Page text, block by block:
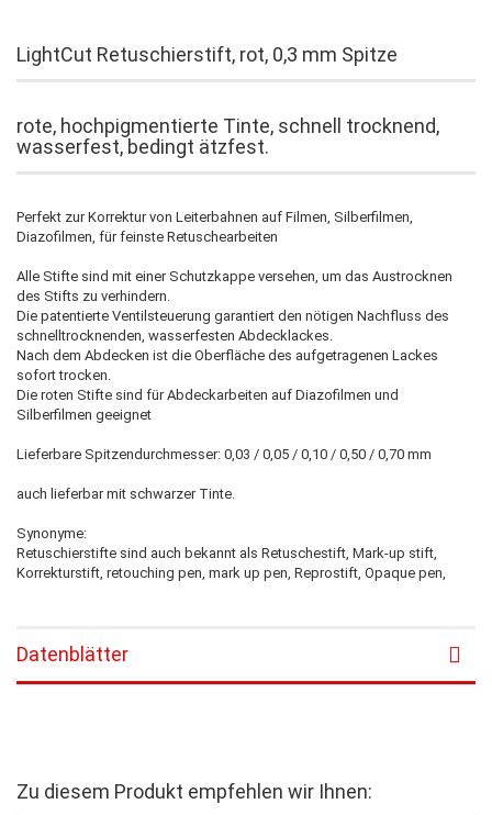
LightCut Retuschierstift, rot, 0,3 mm Spitze
rote, hochpigmentierte Tinte, schnell trocknend,
wasserfest, bedingt ätzfest.
Perfekt zur Korrektur von Leiterbahnen auf Filmen, Silberfilmen,
Diazofilmen, für feinste Retuschearbeiten
Alle Stifte sind mit einer Schutzkappe versehen, um das Austrocknen
des Stifts zu verhindern.
Die patentierte Ventilsteuerung garantiert den nötigen Nachfluss des
schnelltrocknenden, wasserfesten Abdecklackes.
Nach dem Abdecken ist die Oberfläche des aufgetragenen Lackes
sofort trocken.
Die roten Stifte sind für Abdeckarbeiten auf Diazofilmen und
Silberfilmen geeignet
Lieferbare Spitzendurchmesser: 0,03 / 0,05 / 0,10 / 0,50 / 0,70 mm
auch lieferbar mit schwarzer Tinte.
Synonyme:
Retuschierstifte sind auch bekannt als Retuschestift, Mark-up stift,
Korrekturstift, retouching pen, mark up pen, Reprostift, Opaque pen,
Datenblätter
Zu diesem Produkt empfehlen wir Ihnen: